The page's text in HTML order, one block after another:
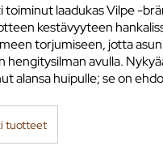
toiminut laadukas Vilpe -
kestävyyteen
torjumiseen, jotta
hengitysilman avulla.
alansa huipulle; se on
tuotteet